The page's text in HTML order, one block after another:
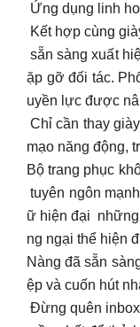
Ứng dụng linh
Kết hợp cùng
sẵn sàng xuất
ặp gỡ đối tác.
uyền lực được
Chỉ cần thay
mạo năng động,
Bộ trang phục
tuyên ngôn
ữ hiện đại những
ng ngại thể hiện
Nàng đã sẵn
ệp và cuốn hút
Đừng quên